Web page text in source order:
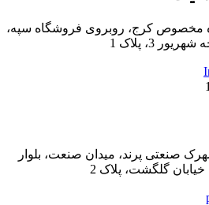
کیلوتر 11 جاده مخصوص کرج، روبروی فروشگاه سپه،
صنعتی پرند، میدان صنعت، بلوار
گلگشت، پلاک 2